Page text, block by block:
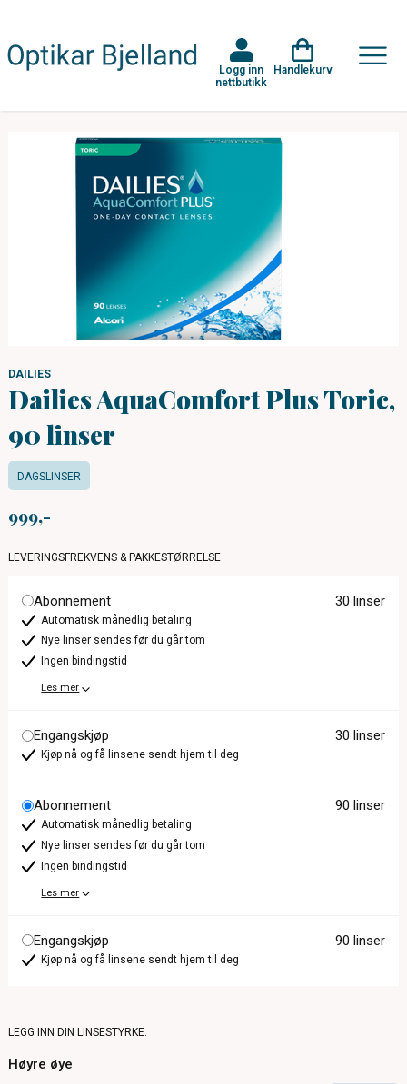
Logg inn
nettbutikk
Handlekurv
DAILIES
Dailies AquaComfort Plus Toric,
90 linser
DAGSLINSER
999
LEVERINGSFREKVENS & PAKKESTØRRELSE
Abonnement 30 linser
Automatisk månedlig betaling
Nye linser sendes før du går tom
Ingen bindingstid
Les mer
Engangskjøp 30 linser
Kjøp nå og få linsene sendt hjem til deg
Abonnement 90 linser
Automatisk månedlig betaling
Nye linser sendes før du går tom
Ingen bindingstid
Les mer
Engangskjøp 90 linser
Kjøp nå og få linsene sendt hjem til deg
LEGG INN DIN LINSESTYRKE:
Høyre øye